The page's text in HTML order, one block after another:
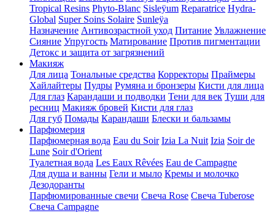
Tropical Resins Phyto-Blanc Sisleÿum Reparatrice Hydra-
Global Super Soins Solaire Sunleÿa
Назначение Антивозрастной уход Питание Увлажнение
Сияние Упругость Матирование Против пигментации
Детокс и защита от загрязнений
Макияж
Для лица Тональные средства Корректоры Праймеры
Хайлайтеры Пудры Румяна и бронзеры Кисти для лица
Для глаз Карандаши и подводки Тени для век Туши для
ресниц Макияж бровей Кисти для глаз
Для губ Помады Карандаши Блески и бальзамы
Парфюмерия
Парфюмерная вода Eau du Soir Izia La Nuit Izia Soir de
Lune Soir d'Orient
Туалетная вода Les Eaux Rêvées Eau de Campagne
Для душа и ванны Гели и мыло Кремы и молочко
Дезодоранты
Парфюмированные свечи Свеча Rose Свеча Tuberose
Свеча Campagne